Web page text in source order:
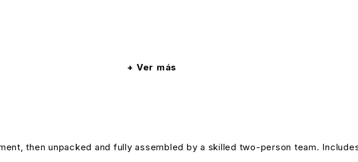
Ver más
then unpacked and fully assembled by a skilled two-person team.